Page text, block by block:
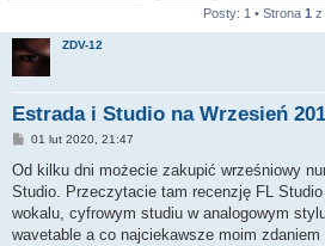
Posty: 1 • Strona 1 z
ZDV-12
Estrada i Studio na Wrzesień
P
s
01 lut 2020, 21:47
Od kilku dni możecie zakupić wrześniowy
Studio. Przeczytacie tam recenzję FL Studio
wokalu, cyfrowym studiu w analogowym
wavetable a co najciekawsze moim zdaniem